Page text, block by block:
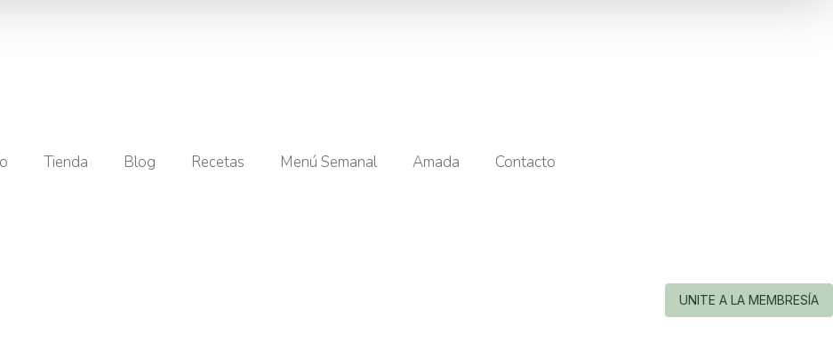
Tienda Blog Recetas Menú Semanal Amada Contacto
UNITE A LA MEMBRESÍA